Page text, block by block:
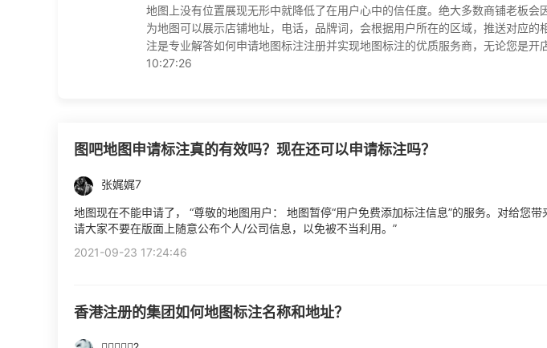
地图上没有位置展现无形中就降低了在用户心中的信任度。绝大多数商铺老板
为地图可以展示店铺地址，电话，品牌词，会根据用户所在的区域，推送对应
注是专业解答如何申请地图标注注册并实现地图标注的优质服务商，无论您是
10:27:26
图吧地图申请标注真的有效吗？现在还可以申请标注吗？
张娓娓7
地图现在不能申请了， “尊敬的地图用户： 地图暂停“用户免费添加标注信息”的服务。对给您带
请大家不要在版面上随意公布个人/公司信息，以免被不当利用。”
2021-09-23 17:24:46
香港注册的集团如何地图标注名称和地址？